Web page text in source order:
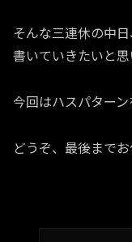
そんな三連休の中
書いていきたいと思
今回はハスパター
どうぞ、最後まで